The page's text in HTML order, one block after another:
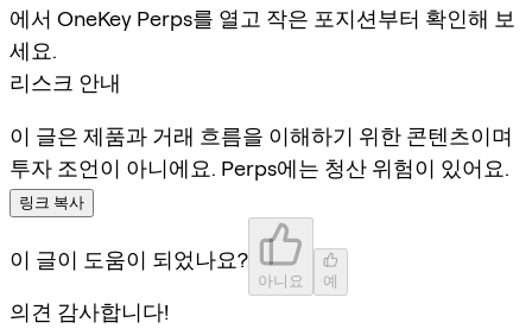
에서 OneKey Perps를 열고 작은 포지션부터 확인해 보
세요.
리스크 안내
이 글은 제품과 거래 흐름을 이해하기 위한 콘텐츠이며
투자 조언이 아니에요. Perps에는 청산 위험이 있어요.
링크 복사
이 글이 도움이 되었나요?
아니요 예
의견 감사합니다!